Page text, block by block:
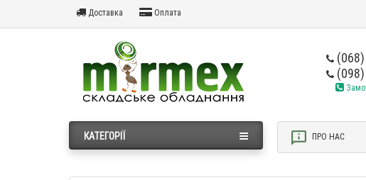
Доставка Оплата
КАТЕГОРІЇ ПРО НАС